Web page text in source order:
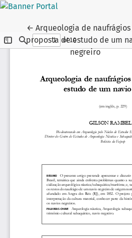
←Voltar aos Detalhes do
Arqueologia de naufrágios
proposta de estudo de um
negreiro